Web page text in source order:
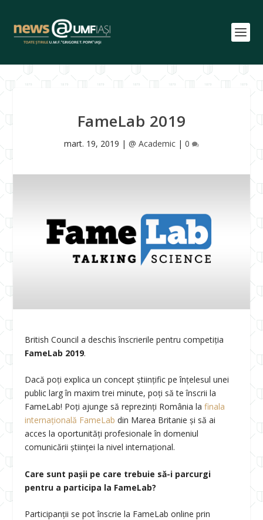
FameLab 2019
mart. 19, 2019 | @ Academic | 0
British Council a deschis înscrierile pentru competiția
FameLab 2019.
Dacă poți explica un concept științific pe înțelesul unei
public larg în maxim trei minute, poţi să te înscrii la
FameLab! Poți ajunge să reprezinți România lafinala
internațională FameLab din Marea Britanie și să ai
acces la oportunități profesionale în domeniul
comunicării științei la nivel internațional.
Care sunt pașii pe care trebuie să-i parcurgi
pentru a participa la FameLab?
Participanții se pot înscrie la FameLab online prin